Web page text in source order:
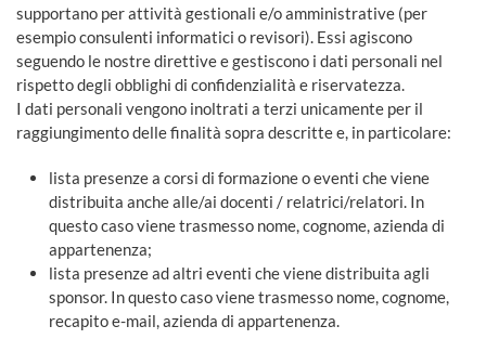
supportano per attività gestionali e/o amministrative (per
esempio consulenti informatici o revisori). Essi agiscono
seguendo le nostre direttive e gestiscono i dati personali nel
rispetto degli obblighi di confidenzialità e riservatezza.
I dati personali vengono inoltrati a terzi unicamente per il
raggiungimento delle finalità sopra descritte e, in particolare:
lista presenze a corsi di formazione o eventi che viene
distribuita anche alle/ai docenti / relatrici/relatori. In
questo caso viene trasmesso nome, cognome, azienda di
appartenenza;
lista presenze ad altri eventi che viene distribuita agli
sponsor. In questo caso viene trasmesso nome, cognome,
recapito e-mail, azienda di appartenenza.